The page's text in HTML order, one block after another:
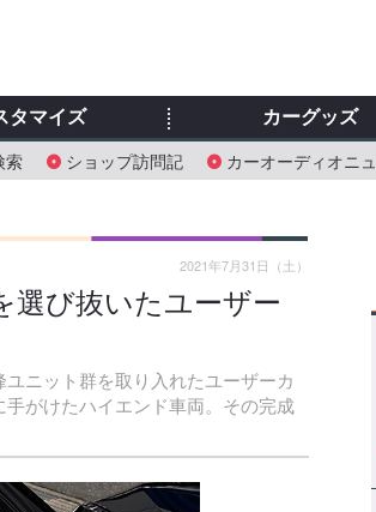
索 ショップ訪問記 カーオーディオニ
タマイズ カーグッズ
選び抜いたユーザー
ニット群を取り入れたユーザーカ
がけたハイエンド車両。その完成
2021年7月31日（土）